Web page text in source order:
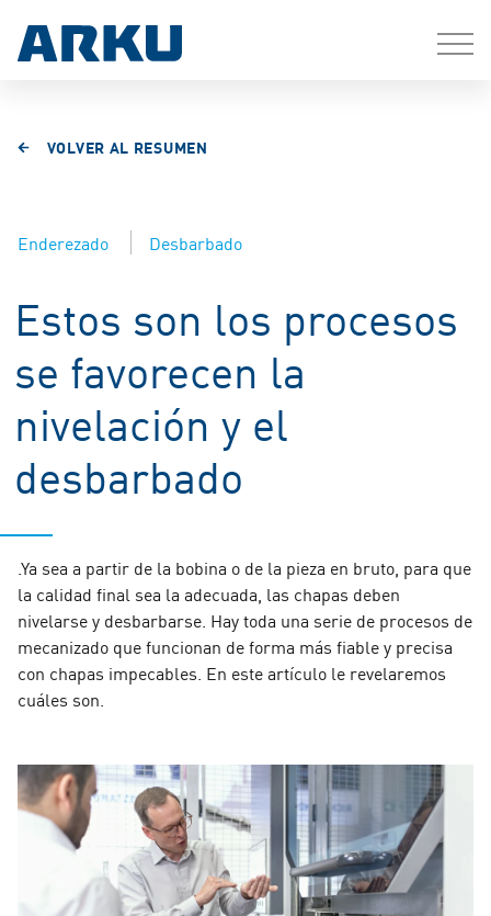
VOLVER AL RESUMEN
Enderezado Desbarbado
Estos son los procesos
se favorecen la
nivelación y el
desbarbado
.Ya sea a partir de la bobina o de la pieza en bruto, para que
la calidad final sea la adecuada, las chapas deben
nivelarse y desbarbarse. Hay toda una serie de procesos de
mecanizado que funcionan de forma más fiable y precisa
con chapas impecables. En este artículo le revelaremos
cuáles son.